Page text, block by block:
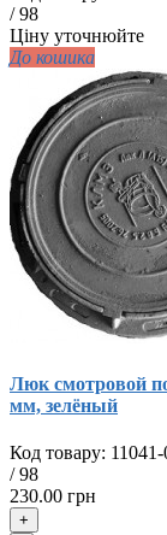
/98
Ціну уточнюйте
До кошика
Люк смотровой
мм, зелёный
Код товару: 11041-
/98
230.00 грн
+